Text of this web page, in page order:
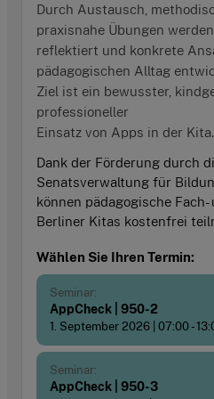
Durch Austausch,
praxisnahe Übungen
reflektiert und konkrete
pädagogischen Alltag
Ziel ist ein bewusster,
professioneller
Einsatz von Apps in der Kita.
Dank der Förderung durch
Senatsverwaltung für
können pädagogische
Berliner Kitas kostenfrei
Wählen Sie Ihren Termin:
Seminar:
AppCheck| 950-2
1. September 2026 | 07:00 -
Seminar:
AppCheck| 950-3